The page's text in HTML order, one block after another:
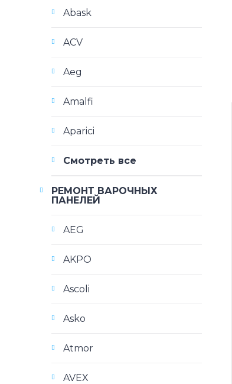
Abask
ACV
Aeg
Amalfi
Aparici
Смотреть все
РЕМОНТ ВАРОЧНЫХ
ПАНЕЛЕЙ
AEG
AKPO
Ascoli
Asko
Atmor
AVEX